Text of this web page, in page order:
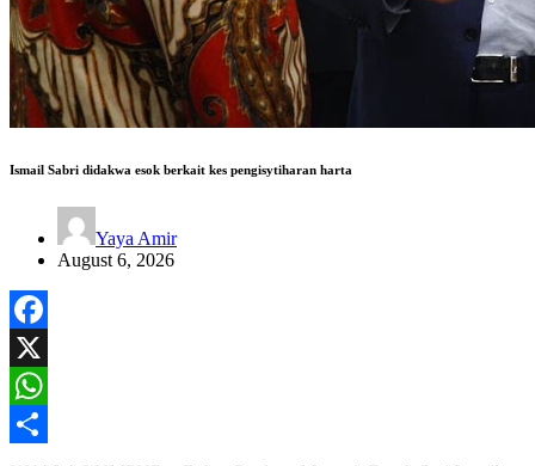
Ismail Sabri didakwa esok berkait kes pengisytiharan harta
Yaya Amir
August 6, 2026
Facebook
X
WhatsApp
Share